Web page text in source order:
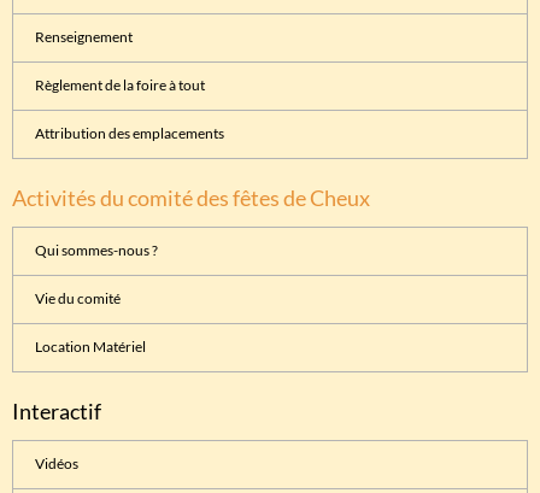
Renseignement
Règlement de la foire à tout
Attribution des emplacements
Activités du comité des fêtes de Cheux
Qui sommes-nous ?
Vie du comité
Location Matériel
Interactif
Vidéos